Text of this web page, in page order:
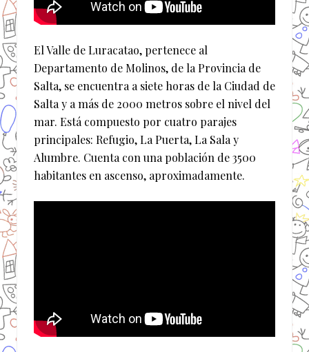
El Valle de Luracatao, pertenece al
Departamento de Molinos, de la Provincia de
Salta, se encuentra a siete horas de la Ciudad de
Salta y a más de 2000 metros sobre el nivel del
mar. Está compuesto por cuatro parajes
principales: Refugio, La Puerta, La Sala y
Alumbre. Cuenta con una población de 3500
habitantes en ascenso, aproximadamente.